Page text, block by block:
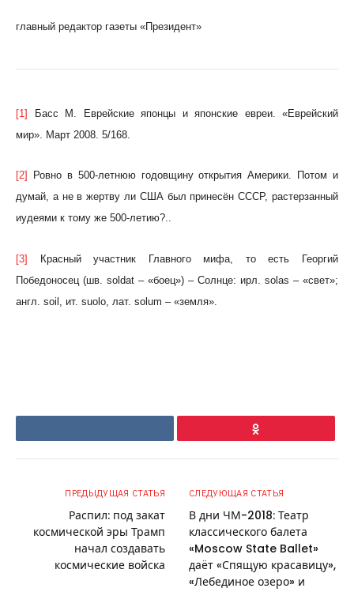
главный редактор газеты «Президент»
[1] Басс М. Еврейские японцы и японские евреи. «Еврейский
мир». Март 2008. 5/168.
[2]
Ровно в 500-летнюю годовщину открытия Америки. Потом и
думай, а не в жертву ли США был принесён СССР, растерзанный
иудеями к тому же 500-летию?..
[3] Красный участник Главного мифа, то есть Георгий
Победоносец (шв. soldat – «боец») – Солнце: ирл. solas – «свет»;
англ. soil, ит. suolo, лат. solum – «земля».
gte
Ok
ПРЕДЫДУЩАЯ СТАТЬЯ
Распил: под закат
космической эры Трамп
начал создавать
космические войска
СЛЕДУЮЩАЯ СТАТЬЯ
В дни ЧМ-2018: Театр
классического балета
«Moscow State Ballet»
даёт «Спящую красавицу»,
«Лебединое озеро» и